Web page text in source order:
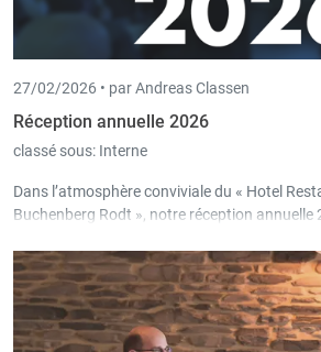
27/02/2026 • par Andreas Classen
Réception annuelle 2026
classé sous: Interne
Dans l’atmosphère conviviale du « Hotel
Buchenberg Rodt », notre réception annuelle